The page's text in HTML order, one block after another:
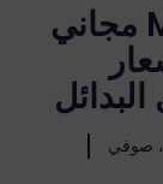
هل برنامج Midjourney مجاني
صوفي